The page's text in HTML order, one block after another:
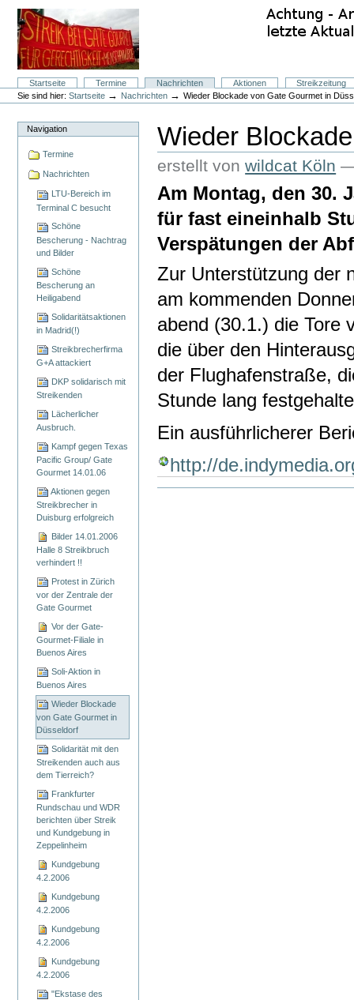
Inhalt
Direkt
Navigation
SektionenStartseite Termine Nachrichten Aktionen
Streikzeitung
Benutzerspezifische
Werkzeuge
Sie sind hier: Startseite → Nachrichten →Wieder Blockade von Gate Gourmet in
Navigation
Termine
Nachrichten
LTU-Bereich im
Terminal C besucht
Schöne
Bescherung - Nachtrag
und Bilder
Schöne
Bescherung an
Heiligabend
Solidaritätsaktionen
in Madrid(!)
Streikbrecherfirma
G+A attackiert
DKP solidarisch mit
Streikenden
Lächerlicher
Ausbruch.
Kampf gegen Texas
Pacific Group/ Gate
Gourmet 14.01.06
Aktionen gegen
Streikbrecher in
Duisburg erfolgreich
Bilder 14.01.2006
Halle 8 Streikbruch
verhindert !!
Protest in Zürich
vor der Zentrale der
Gate Gourmet
Vor der Gate-
Gourmet-Filiale in
Buenos Aires
Soli-Aktion in
Buenos Aires
Wieder Blockade
von Gate Gourmet in
Düsseldorf
Solidarität mit den
Streikenden auch aus
dem Tierreich?
Frankfurter
Rundschau und WDR
berichten über Streik
und Kundgebung in
Zeppelinheim
Kundgebung
4.2.2006
Kundgebung
4.2.2006
Kundgebung
4.2.2006
Kundgebung
4.2.2006
"Ekstase des
Wieder
erstellt vonwildcat Köln
Am Montag, den 30.
für fast eineinhalb
Verspätungen der
Zur Unterstützung der
am kommenden
abend (30.1.) die Tore
die über den
der Flughafenstraße,
Stunde lang
Ein ausführlicherer
http://